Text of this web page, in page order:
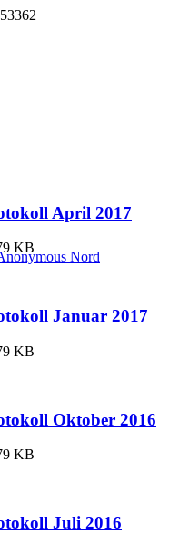
Nord
April 2017
KB
Januar 2017
KB
Oktober 2016
KB
Juli 2016